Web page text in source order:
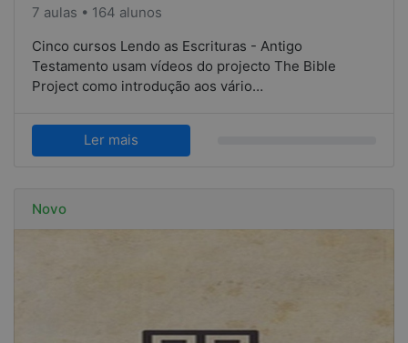
7 aulas • 164 alunos
Cinco cursos Lendo as Escrituras - Antigo
Testamento usam vídeos do projecto The Bible
Project como introdução aos vário…
Ler mais
Novo